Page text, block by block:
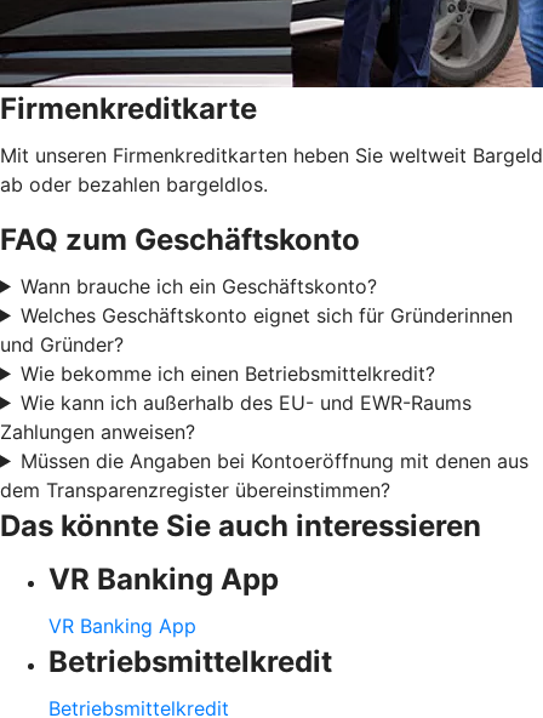
Firmenkreditkarte
Mit unseren Firmenkreditkarten heben Sie weltweit Bargeld
ab oder bezahlen bargeldlos.
FAQ zum Geschäftskonto
Wann brauche ich ein Geschäftskonto?
Welches Geschäftskonto eignet sich für Gründerinnen
und Gründer?
Wie bekomme ich einen Betriebsmittelkredit?
Wie kann ich außerhalb des EU- und EWR-Raums
Zahlungen anweisen?
Müssen die Angaben bei Kontoeröffnung mit denen aus
dem Transparenzregister übereinstimmen?
Das könnte Sie auch interessieren
VR Banking App
VR Banking App
Betriebsmittelkredit
Betriebsmittelkredit